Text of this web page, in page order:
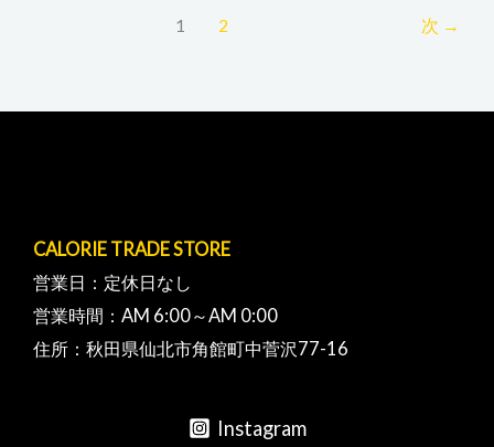
1 2 次 →
CALORIE TRADE STORE
営業日：定休日なし
営業時間：AM 6:00～AM 0:00
住所：秋田県仙北市角館町中菅沢77-16
Instagram